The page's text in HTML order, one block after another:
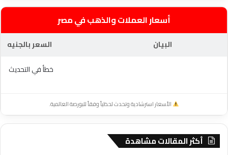
أسعار العملات والذهب في مصر
البيان
السعر بالجنيه
خطأ في التحديث
الأسعار استرشادية وتحدث لحظياً وفقاً للبورصة العالمية.
أكثر المقالات مشاهدة